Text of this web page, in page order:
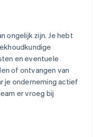
ongelijk zijn. Je hebt
en eventuele
of ontvangen van
je onderneming actief
er vroeg bij